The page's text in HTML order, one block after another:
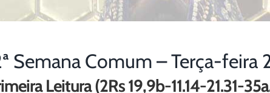
Semana Comum – Terça-feira
Leitura (2Rs 19,9b-11.14-21.31-